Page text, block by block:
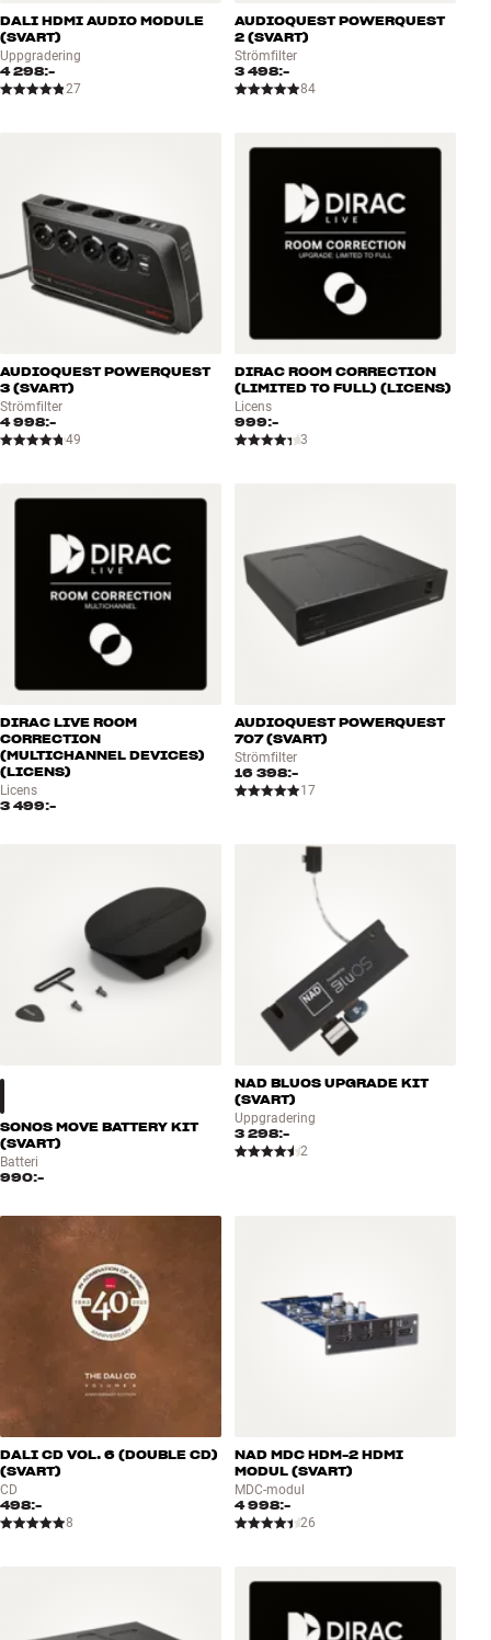
DALI HDMI AUDIO MODULE
(SVART)
Uppgradering
4 298:-
27
AUDIOQUEST POWERQUEST
2 (SVART)
Strömfilter
3 498:-
84
AUDIOQUEST POWERQUEST
3 (SVART)
Strömfilter
4 998:-
49
DIRAC ROOM CORRECTION
(LIMITED TO FULL) (LICENS)
Licens
999:-
3
DIRAC LIVE ROOM
CORRECTION
(MULTICHANNEL DEVICES)
(LICENS)
Licens
3 499:-
AUDIOQUEST POWERQUEST
707 (SVART)
Strömfilter
16 398:-
17
SONOS MOVE BATTERY KIT
(SVART)
Batteri
990:-
NAD BLUOS UPGRADE KIT
(SVART)
Uppgradering
3 298:-
2
DALI CD VOL. 6 (DOUBLE CD)
(SVART)
CD
498:-
8
NAD MDC HDM-2 HDMI
MODUL (SVART)
MDC-modul
4 998:-
26